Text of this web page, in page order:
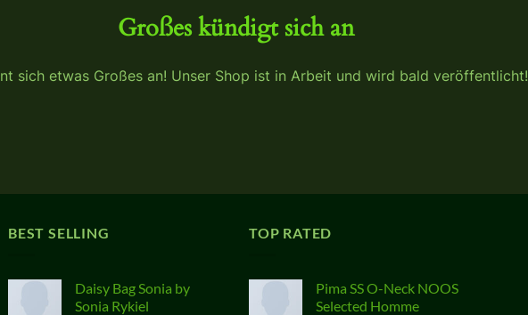
Großes kündigt sich an
sich etwas Großes an! Unser Shop ist in Arbeit und wird bald veröffentlicht!
BEST SELLING
Daisy Bag Sonia by
Sonia Rykiel
TOP RATED
Pima SS O-Neck NOOS
Selected Homme